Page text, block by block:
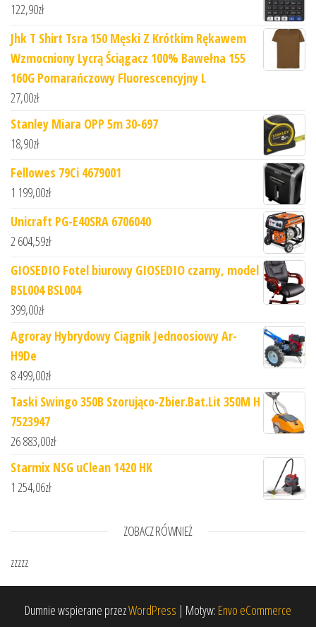
122,90zł
Jhk T Shirt Tsra 150 Męski Z Krótkim Rękawem
Wzmocniony Lycrą Ściągacz 100% Bawełna 155
160G Pomarańczowy Fluorescencyjny L
27,00zł
Stanley Miara OPP 5m 30-697
18,90zł
Fellowes 79Ci 4679001
1 199,00zł
Unicraft PG-E40SRA 6706040
2 604,59zł
GIOSEDIO Fotel biurowy GIOSEDIO czarny, model
BSL004 BSL004
399,00zł
Agroray Hybrydowy Ciągnik Jednoosiowy Ar-
H9De
8 499,00zł
Taski Swingo 350B Szorująco-Zbier.Bat.Lit 350M H
7523947
26 883,00zł
Starmix NSG uClean 1420 HK
1 254,06zł
ZOBACZ RÓWNIEŻ
zzzzz
Dumnie wspierane przezWordPress | Motyw: Envo eCommerce